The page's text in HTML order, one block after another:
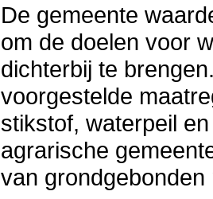
De gemeente
om de doelen voor
dichterbij te
voorgestelde
stikstof, waterpeil
agrarische
van